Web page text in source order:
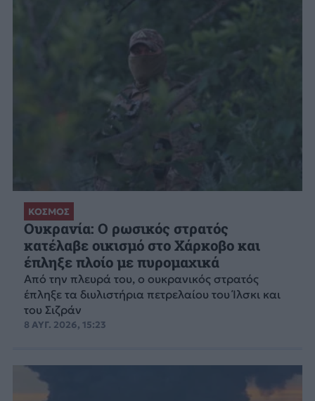
ΚΟΣΜΟΣ
Ουκρανία: Ο ρωσικός στρατός
κατέλαβε οικισμό στο Χάρκοβο και
έπληξε πλοίο με πυρομαχικά
Από την πλευρά του, ο ουκρανικός στρατός
έπληξε τα διυλιστήρια πετρελαίου του Ίλσκι και
του Σιζράν
8 ΑΥΓ. 2026, 15:23